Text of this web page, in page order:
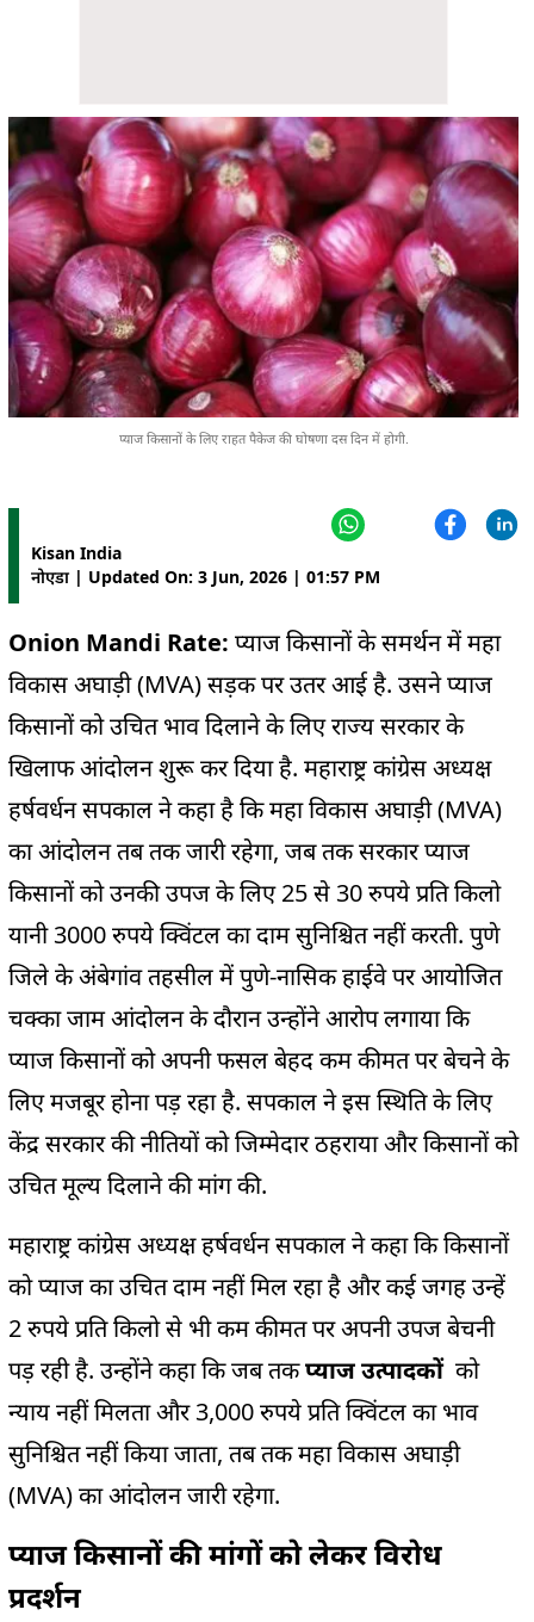
प्याज किसानों के लिए राहत पैकेज की घोषणा दस दिन में होगी.
Kisan India
नोएडा | Updated On: 3 Jun, 2026 | 01:57 PM
Onion Mandi Rate: प्याज किसानों के समर्थन में महा
विकास अघाड़ी (MVA) सड़क पर उतर आई है. उसने प्याज
किसानों को उचित भाव दिलाने के लिए राज्य सरकार के
खिलाफ आंदोलन शुरू कर दिया है. महाराष्ट्र कांग्रेस अध्यक्ष
हर्षवर्धन सपकाल ने कहा है कि महा विकास अघाड़ी (MVA)
का आंदोलन तब तक जारी रहेगा, जब तक सरकार प्याज
किसानों को उनकी उपज के लिए 25 से 30 रुपये प्रति किलो
यानी 3000 रुपये क्विंटल का दाम सुनिश्चित नहीं करती. पुणे
जिले के अंबेगांव तहसील में पुणे-नासिक हाईवे पर आयोजित
चक्का जाम आंदोलन के दौरान उन्होंने आरोप लगाया कि
प्याज किसानों को अपनी फसल बेहद कम कीमत पर बेचने के
लिए मजबूर होना पड़ रहा है. सपकाल ने इस स्थिति के लिए
केंद्र सरकार की नीतियों को जिम्मेदार ठहराया और किसानों को
उचित मूल्य दिलाने की मांग की.
महाराष्ट्र कांग्रेस अध्यक्ष हर्षवर्धन सपकाल ने कहा कि किसानों
को प्याज का उचित दाम नहीं मिल रहा है और कई जगह उन्हें
2 रुपये प्रति किलो से भी कम कीमत पर अपनी उपज बेचनी
पड़ रही है. उन्होंने कहा कि जब तकप्याज उत्पादकोंको
न्याय नहीं मिलता और 3,000 रुपये प्रति क्विंटल का भाव
सुनिश्चित नहीं किया जाता, तब तक महा विकास अघाड़ी
(MVA) का आंदोलन जारी रहेगा.
प्याज किसानों की मांगों को लेकर विरोध
प्रदर्शन